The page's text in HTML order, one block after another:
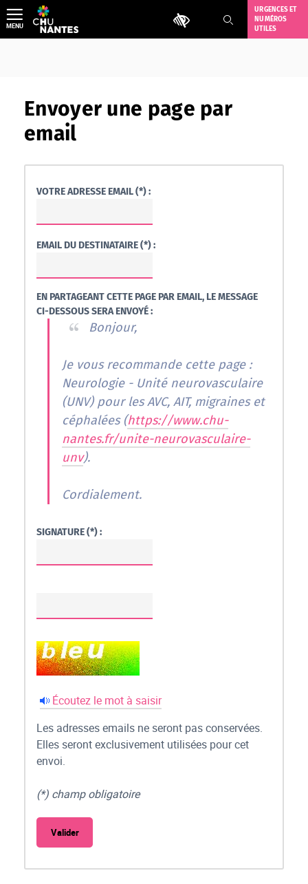
Aller
au
contenu
Outils d'accessibilité
URGENCES ET
NUMÉROS
UTILES
MENU
Envoyer une page par
email
VOTRE ADRESSE EMAIL (*) :
EMAIL DU DESTINATAIRE (*) :
EN PARTAGEANT CETTE PAGE PAR EMAIL, LE MESSAGE
CI-DESSOUS SERA ENVOYÉ :
Bonjour,
Je vous recommande cette page :
Neurologie - Unité neurovasculaire
(UNV) pour les AVC, AIT, migraines et
céphalées (https://www.chu-
nantes.fr/unite-neurovasculaire-
unv).
Cordialement.
SIGNATURE (*) :
Écoutez le mot à saisir
Les adresses emails ne seront pas conservées.
Elles seront exclusivement utilisées pour cet
envoi.
(*) champ obligatoire